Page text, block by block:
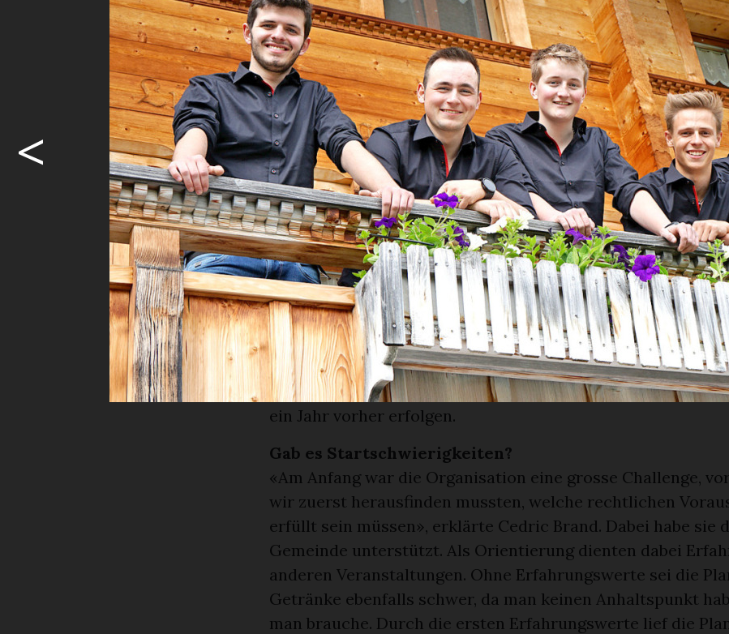
Ergänzend dazu richtet Luniface die Après-Ski-Party aus.
Wochen konnte Luniface im Rahmen der Gstaad Züglete
mit der Dorforganisation Gstaad ein Festzelt mit
und trägt so aktiv zur Belebung des regionalen Kultur- und
Gemeinschaftslebens bei. Damit sollte der Anlass zeitlich
werden: Während in den vergangenen Jahren am frühen
war, dauerte das Fest dieses Mal bis Mitternacht. Auch an
Musique war Luniface mit einer kleinen Bar vertreten.
Wie schwer ist es Projekte auf die Beine zu stellen?
Projekte wie das Festzelt an der Züglete oder die Après-
einfacher zu organisieren und liessen sich meist innerhalb
drei Wochen umsetzen, so Cedric Brand. Das Barfest
eine Vorbereitungszeit von rund einem halben Jahr und sei
erheblichem Aufwand verbunden, wie z.B. dem Buchen von
Musikern. Dies ist sehr anspruchsvoll, da die Bands häufig
im Voraus ausgebucht sind. Deshalb muss eine Anfrage
ein Jahr vorher erfolgen.
Gab es Startschwierigkeiten?
«Am Anfang war die Organisation eine grosse Challenge,
wir zuerst herausfinden mussten, welche rechtlichen
erfüllt sein müssen», erklärte Cedric Brand. Dabei habe sie
Gemeinde unterstützt. Als Orientierung dienten dabei
anderen Veranstaltungen. Ohne Erfahrungswerte sei die
Getränke ebenfalls schwer, da man keinen Anhaltspunkt
man brauche. Durch die ersten Erfahrungswerte lief die
<